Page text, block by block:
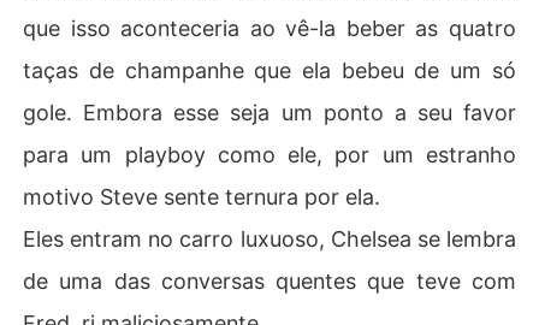
que isso aconteceria ao vê-la beber as quatro
taças de champanhe que ela bebeu de um só
gole. Embora esse seja um ponto a seu favor
para um playboy como ele, por um estranho
motivo Steve sente ternura por ela.
Eles entram no carro luxuoso, Chelsea se lembra
de uma das conversas quentes que teve com